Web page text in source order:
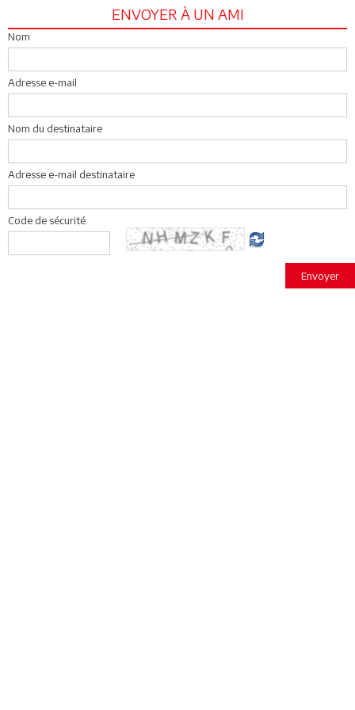
ENVOYER À UN AMI
Nom
Adresse e-mail
Nom du destinataire
Adresse e-mail destinataire
Code de sécurité
Envoyer